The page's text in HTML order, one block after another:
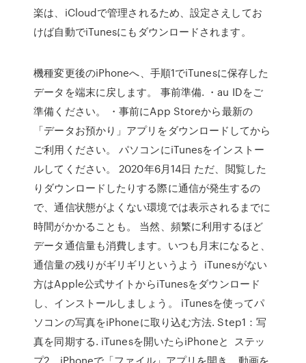
楽は、iCloudで管理されるため、設定さえしてお
けば自動でiTunesにもダウンロードされます。
機種変更後のiPhoneへ、手順1でiTunesに保存した
データを端末に戻します。 事前準備. ・au IDをご
準備ください。 ・事前にApp Storeから最新の
「データお預かり」アプリをダウンロードしてから
ご利用ください。 パソコンにiTunesをインストー
ルしてください。 2020年6月14日 ただ、閲覧した
りダウンロードしたりする際に通信が発生するの
で、通信状態がよくない環境では表示されるまでに
時間がかかることも。 当然、頻繁に利用するほど
データ通信量も消費します。いつも月末になると、
通信量の残りがギリギリというよう iTunesがない
方はApple公式サイトからiTunesをダウンロード
し、インストールしましょう。 iTunesを使ってパ
ソコンの写真をiPhoneに取り込む方法. Step1：写
真を同期する. iTunesを開いたらiPhoneと ステッ
プ2、iPhoneで「ファイル」アプリを開き、動画を